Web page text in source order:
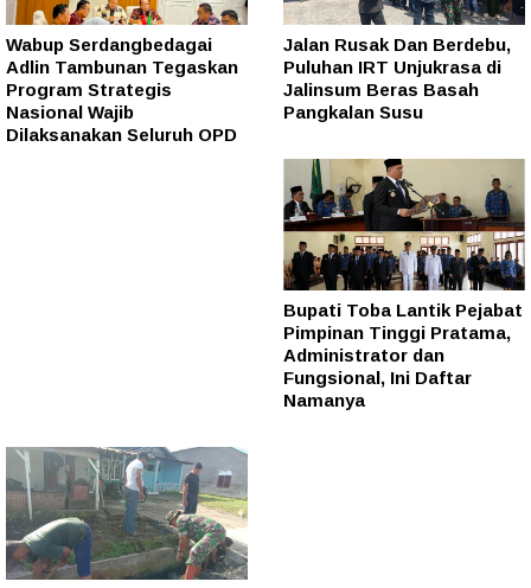
Wabup Serdangbedagai
Adlin Tambunan Tegaskan
Program Strategis
Nasional Wajib
Dilaksanakan Seluruh OPD
Jalan Rusak Dan Berdebu,
Puluhan IRT Unjukrasa di
Jalinsum Beras Basah
Pangkalan Susu
Bupati Toba Lantik Pejabat
Pimpinan Tinggi Pratama,
Administrator dan
Fungsional, Ini Daftar
Namanya